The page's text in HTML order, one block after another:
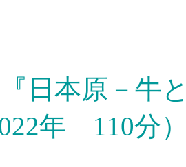
日本原－牛
年 110分